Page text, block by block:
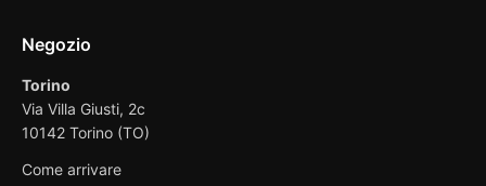
Negozio
Torino
Via Villa Giusti, 2c
10142 Torino (TO)
Come arrivare